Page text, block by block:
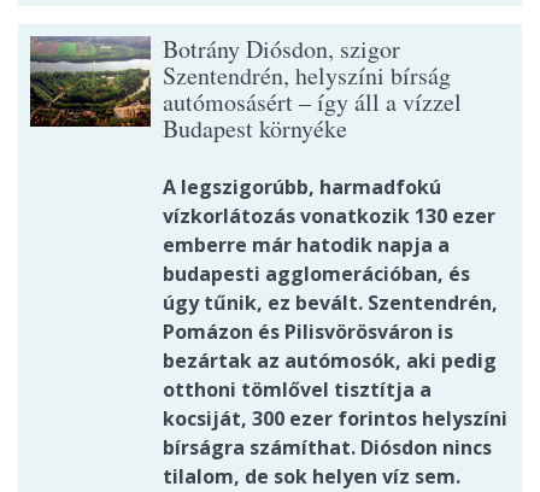
Botrány Diósdon, szigor
Szentendrén, helyszíni bírság
autómosásért – így áll a vízzel
Budapest környéke
A legszigorúbb, harmadfokú
vízkorlátozás vonatkozik 130 ezer
emberre már hatodik napja a
budapesti agglomerációban, és
úgy tűnik, ez bevált. Szentendrén,
Pomázon és Pilisvörösváron is
bezártak az autómosók, aki pedig
otthoni tömlővel tisztítja a
kocsiját, 300 ezer forintos helyszíni
bírságra számíthat. Diósdon nincs
tilalom, de sok helyen víz sem.